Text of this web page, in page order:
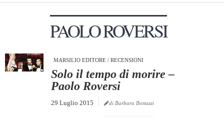
Interviste & Incontri
Chi siamo
PAOLO ROVERSI
MARSILIO EDITORE/ RECENSIONI
Solo il tempo di morire –
Paolo Roversi
29 Luglio 2015 di Barbara Bottazzi